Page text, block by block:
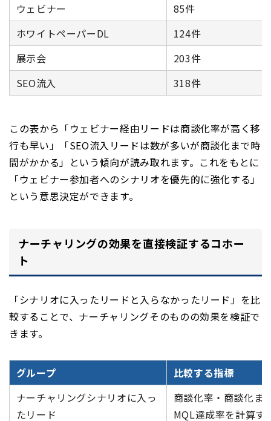
ウェビナー
85件
ホワイトペーパーDL
124件
展示会
203件
SEO流入
318件
この表から「ウェビナー経由リードは商談化率が高く移
行も早い」「SEO流入リードは数が多いが商談化まで時
間がかかる」という傾向が読み取れます。これをもとに
「ウェビナー参加者へのシナリオを優先的に強化する」
という意思決定ができます。
ナーチャリングの効果を直接検証するコホー
ト
「シナリオに入ったリードと入らなかったリード」を比
較することで、ナーチャリングそのものの効果を検証で
きます。
グループ
比較する指標
ナーチャリングシナリオに入っ
たリード
商談化率・商談化ま
MQL達成率を計算す